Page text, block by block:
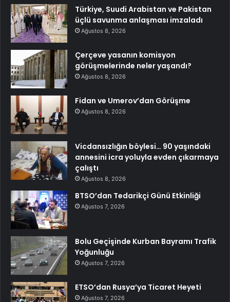
Türkiye, Suudi Arabistan ve Pakistan
üçlü savunma anlaşması imzaladı
Ağustos 8, 2026
Çerçeve yasanın komisyon
görüşmelerinde neler yaşandı?
Ağustos 8, 2026
Fidan ve Umerov’dan Görüşme
Ağustos 8, 2026
Vicdansızlığın böylesi… 90 yaşındaki
annesini icra yoluyla evden çıkarmaya
çalıştı
Ağustos 8, 2026
BTSO’dan Tedarikçi Günü Etkinliği
Ağustos 7, 2026
Bolu Geçişinde Kurban Bayramı Trafik
Yoğunluğu
Ağustos 7, 2026
ETSO’dan Rusya’ya Ticaret Heyeti
Ağustos 7, 2026